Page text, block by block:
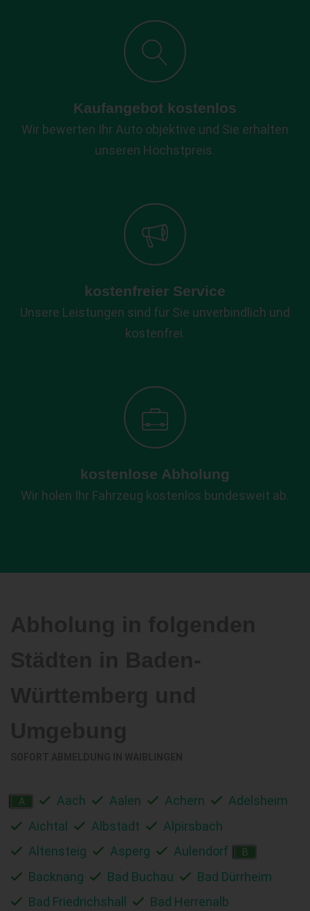
Kaufangebot kostenlos
Wir bewerten Ihr Auto objektive und Sie erhalten
unseren Höchstpreis.
kostenfreier Service
Unsere Leistungen sind für Sie unverbindlich und
kostenfrei.
kostenlose Abholung
Wir holen Ihr Fahrzeug kostenlos bundesweit ab.
A Aach Aalen Achern
Adelsheim
Aichtal
Albstadt
Alpirsbach
Altensteig
Asperg Aulendorf B
Backnang Bad Buchau
Bad Dürrheim
Bad Friedrichshall
Bad Herrenalb